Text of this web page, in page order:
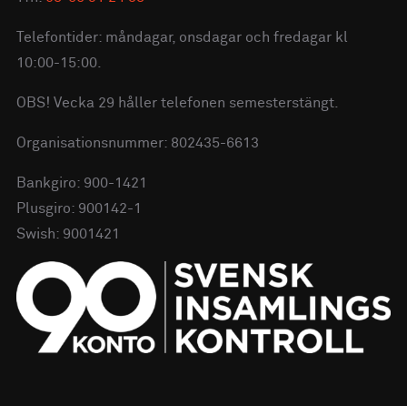
Telefontider: måndagar, onsdagar och fredagar kl
10:00-15:00.
OBS! Vecka 29 håller telefonen semesterstängt.
Organisationsnummer: 802435-6613
Bankgiro: 900-1421
Plusgiro: 900142-1
Swish: 9001421